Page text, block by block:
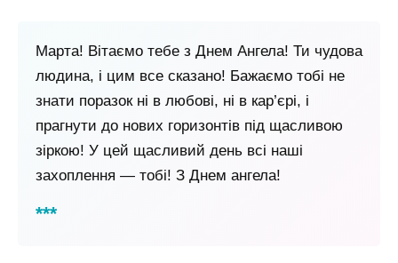
Марта! Вітаємо тебе з Днем Ангела! Ти чудова
людина, і цим все сказано! Бажаємо тобі не
знати поразок ні в любові, ні в кар’єрі, і
прагнути до нових горизонтів під щасливою
зіркою! У цей щасливий день всі наші
захоплення — тобі! З Днем ангела!